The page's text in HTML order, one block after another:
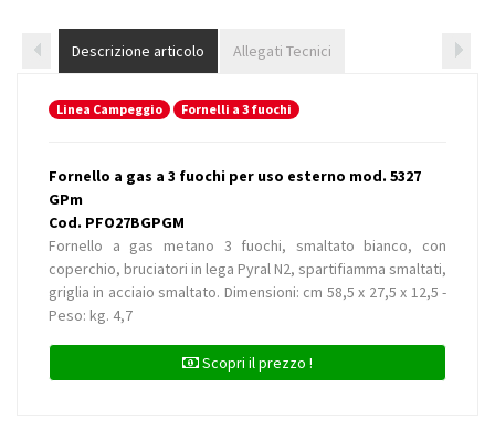
Descrizione articolo Allegati Tecnici
Linea Campeggio Fornelli a 3 fuochi
Fornello a gas a 3 fuochi per uso esterno mod. 5327
GPm
Cod. PFO27BGPGM
Fornello a gas metano 3 fuochi, smaltato bianco, con
coperchio, bruciatori in lega Pyral N2, spartifiamma smaltati,
griglia in acciaio smaltato. Dimensioni: cm 58,5 x 27,5 x 12,5 -
Peso: kg. 4,7
Scopri il prezzo !